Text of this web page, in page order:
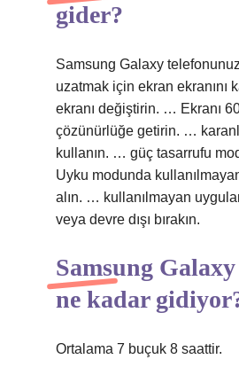
gider?
Samsung Galaxy
uzatmak için ekran ekranını
ekranı değiştirin. … Ekranı
çözünürlüğe getirin. …
kullanın. … güç tasarrufu
Uyku modunda
alın. … kullanılmayan
veya devre dışı bırakın.
Samsung Galaxy
ne kadar
Ortalama 7 buçuk 8 saattir.